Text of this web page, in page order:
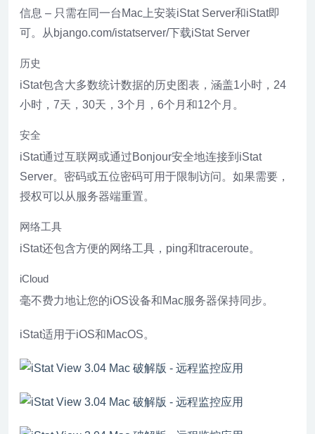
信息 – 只需在同一台Mac上安装iStat Server和iStat即
可。从bjango.com/istatserver/下载iStat Server
历史
iStat包含大多数统计数据的历史图表，涵盖1小时，24
小时，7天，30天，3个月，6个月和12个月。
安全
iStat通过互联网或通过Bonjour安全地连接到iStat
Server。密码或五位密码可用于限制访问。如果需要，
授权可以从服务器端重置。
网络工具
iStat还包含方便的网络工具，ping和traceroute。
iCloud
毫不费力地让您的iOS设备和Mac服务器保持同步。
iStat适用于iOS和MacOS。